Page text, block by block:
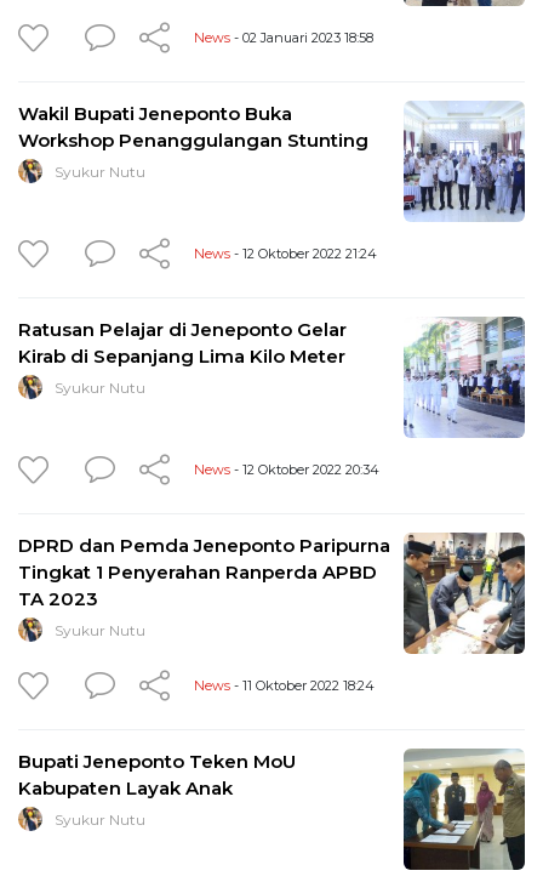
News - 02 Januari 2023 18:58
Wakil Bupati Jeneponto Buka
Workshop Penanggulangan Stunting
Syukur Nutu
News - 12 Oktober 2022 21:24
Ratusan Pelajar di Jeneponto Gelar
Kirab di Sepanjang Lima Kilo Meter
Syukur Nutu
News - 12 Oktober 2022 20:34
DPRD dan Pemda Jeneponto Paripurna
Tingkat 1 Penyerahan Ranperda APBD
TA 2023
Syukur Nutu
News - 11 Oktober 2022 18:24
Bupati Jeneponto Teken MoU
Kabupaten Layak Anak
Syukur Nutu